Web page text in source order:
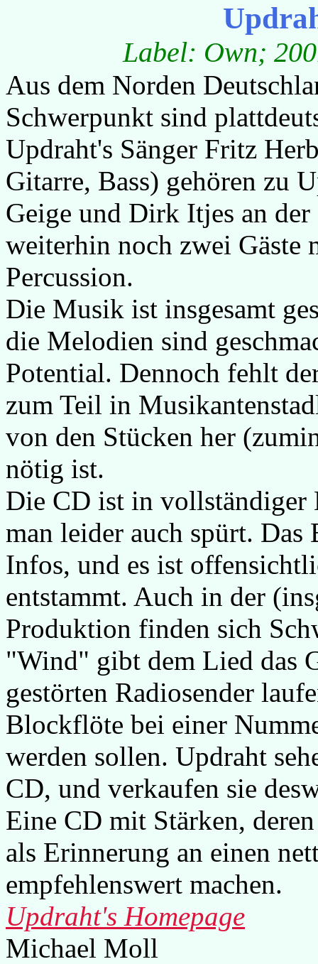
Label: Own;
Aus dem Norden
Schwerpunkt sind
Updraht's Sänger Fritz
Gitarre, Bass) gehören zu
Geige und Dirk Itjes an
weiterhin noch zwei Gäste
Percussion.
Die Musik ist insgesamt
die Melodien sind
Potential. Dennoch fehlt
zum Teil in
von den Stücken her
nötig ist.
Die CD ist in vollständiger
man leider auch spürt.
Infos, und es ist
entstammt. Auch in der
Produktion finden sich
"Wind" gibt dem Lied das
gestörten Radiosender
Blockflöte bei einer
werden sollen. Updraht
CD, und verkaufen sie
Eine CD mit Stärken,
als Erinnerung an einen
empfehlenswert machen.
Updraht's Homepage
Michael Moll